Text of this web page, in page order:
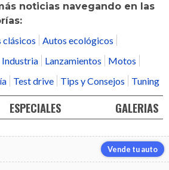
noticias navegando en las
clásicos
Autos ecológicos
Industria Lanzamientos
Motos
Test drive Tips y Consejos Tuning
ESPECIALES GALERIAS
Vende tu auto